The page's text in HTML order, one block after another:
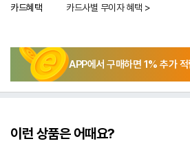
카드혜택 카드사별 무이자 혜택 >
APP에서 구매하면 1% 추가 적
이런 상품은 어때요?